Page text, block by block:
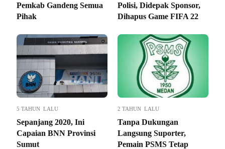
Pemkab Gandeng Semua
Pihak
Polisi, Didepak Sponsor,
Dihapus Game FIFA 22
5 TAHUN LALU
Sepanjang 2020, Ini
Capaian BNN Provinsi
Sumut
2 TAHUN LALU
Tanpa Dukungan
Langsung Suporter,
Pemain PSMS Tetap